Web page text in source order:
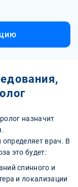
назначит
врач. В
это будет:
спинного и
и локализации